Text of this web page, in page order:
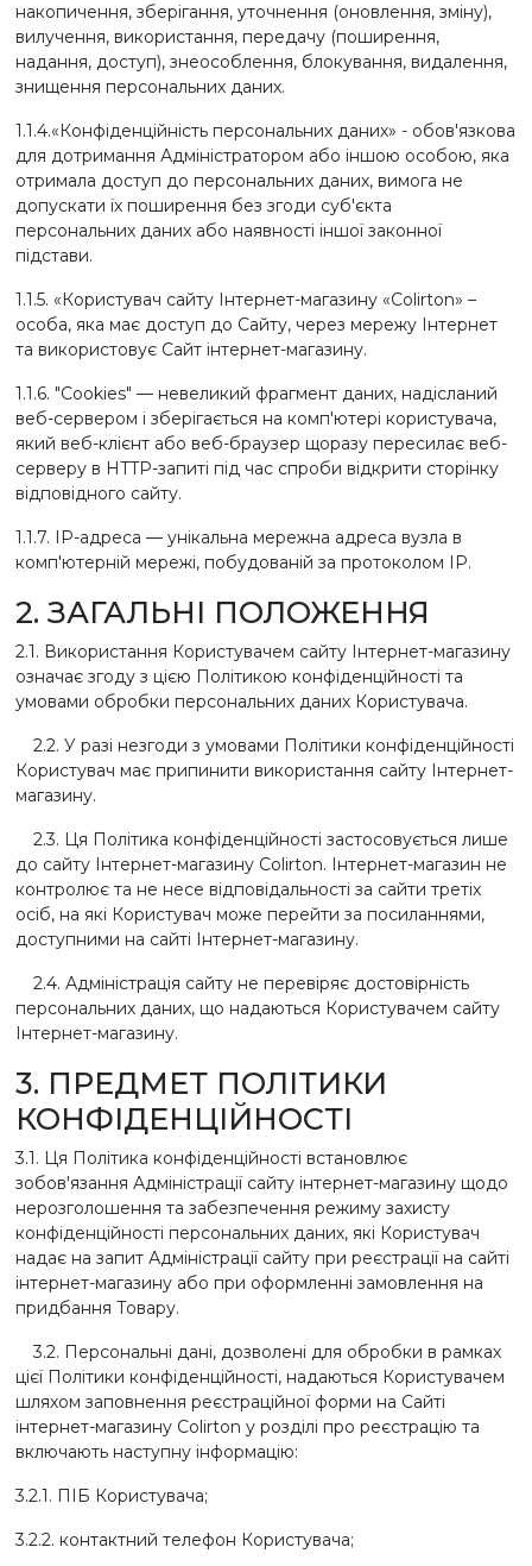
накопичення, зберігання, уточнення (оновлення, зміну),
вилучення, використання, передачу (поширення,
надання, доступ), знеособлення, блокування, видалення,
знищення персональних даних.
1.1.4.«Конфіденційність персональних даних» - обов'язкова
для дотримання Адміністратором або іншою особою, яка
отримала доступ до персональних даних, вимога не
допускати їх поширення без згоди суб'єкта
персональних даних або наявності іншої законної
підстави.
1.1.5. «Користувач сайту Інтернет-магазину «Colirton» –
особа, яка має доступ до Сайту, через мережу Інтернет
та використовує Сайт інтернет-магазину.
1.1.6. "Cookies" — невеликий фрагмент даних, надісланий
веб-сервером і зберігається на комп'ютері користувача,
який веб-клієнт або веб-браузер щоразу пересилає веб-
серверу в HTTP-запиті під час спроби відкрити сторінку
відповідного сайту.
1.1.7. IP-адреса — унікальна мережна адреса вузла в
комп'ютерній мережі, побудованій за протоколом IP.
2. ЗАГАЛЬНІ ПОЛОЖЕННЯ
2.1. Використання Користувачем сайту Інтернет-магазину
означає згоду з цією Політикою конфіденційності та
умовами обробки персональних даних Користувача.
2.2. У разі незгоди з умовами Політики конфіденційності
Користувач має припинити використання сайту Інтернет-
магазину.
2.3. Ця Політика конфіденційності застосовується лише
до сайту Інтернет-магазину Colirton. Інтернет-магазин не
контролює та не несе відповідальності за сайти третіх
осіб, на які Користувач може перейти за посиланнями,
доступними на сайті Інтернет-магазину.
2.4. Адміністрація сайту не перевіряє достовірність
персональних даних, що надаються Користувачем сайту
Інтернет-магазину.
3. ПРЕДМЕТ ПОЛІТИКИ
КОНФІДЕНЦІЙНОСТІ
3.1. Ця Політика конфіденційності встановлює
зобов'язання Адміністрації сайту інтернет-магазину щодо
нерозголошення та забезпечення режиму захисту
конфіденційності персональних даних, які Користувач
надає на запит Адміністрації сайту при реєстрації на сайті
інтернет-магазину або при оформленні замовлення на
придбання Товару.
3.2. Персональні дані, дозволені для обробки в рамках
цієї Політики конфіденційності, надаються Користувачем
шляхом заповнення реєстраційної форми на Сайті
інтернет-магазину Colirton у розділі про реєстрацію та
включають наступну інформацію:
3.2.1. ПІБ Користувача;
3.2.2. контактний телефон Користувача;